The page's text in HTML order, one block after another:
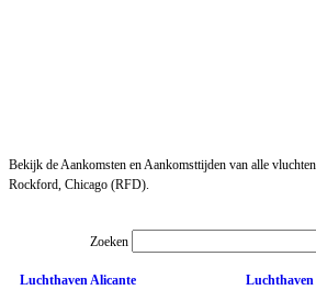
Bekijk de Aankomsten en Aankomsttijden van alle
Rockford, Chicago (RFD).
Zoeken
Luchthaven Alicante